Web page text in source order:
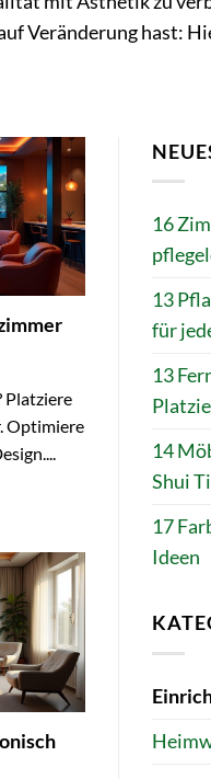
Veränderung hast:
Platziere
Optimiere
16
13
für
13
14
Shui
17
Ideen